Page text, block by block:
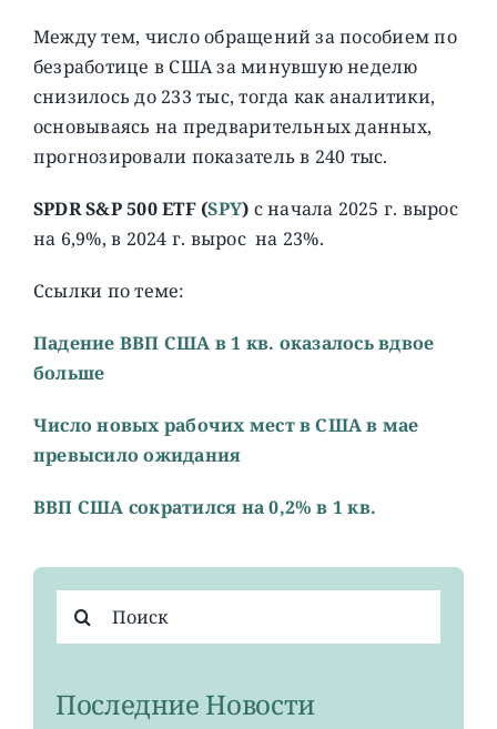
Между тем, число обращений за пособием по
безработице в США за минувшую неделю
снизилось до 233 тыс, тогда как аналитики,
основываясь на предварительных данных,
прогнозировали показатель в 240 тыс.
SPDR S&P 500 ETF (SPY) с начала 2025 г. вырос
на 6,9%, в 2024 г. вырос на 23%.
Ссылки по теме:
Падение ВВП США в 1 кв. оказалось вдвое
больше
Число новых рабочих мест в США в мае
превысило ожидания
ВВП США сократился на 0,2% в 1 кв.
поиска:
Последние Новости